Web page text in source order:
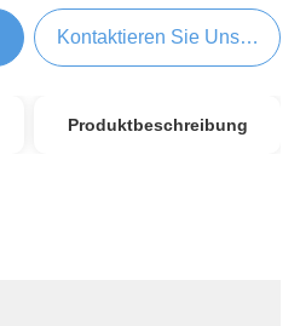
Kontaktieren Sie Uns Jetzt
Produktbeschreibung